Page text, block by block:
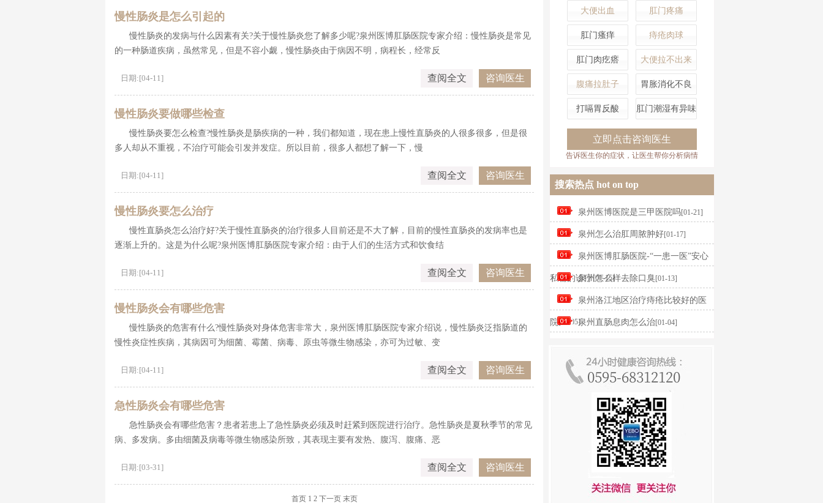
慢性肠炎是怎么引起的
慢性肠炎的发病与什么因素有关?关于慢性肠炎您了解多少呢?泉州医博肛肠医院专家介绍：慢性肠炎是常见
的一种肠道疾病，虽然常见，但是不容小觑，慢性肠炎由于病因不明，病程长，经常反
日期:[04-11] 查阅全文 咨询医生
慢性肠炎要做哪些检查
慢性肠炎要怎么检查?慢性肠炎是肠疾病的一种，我们都知道，现在患上慢性直肠炎的人很多很多，但是很
多人却从不重视，不治疗可能会引发并发症。所以目前，很多人都想了解一下，慢
日期:[04-11] 查阅全文 咨询医生
慢性肠炎要怎么治疗
慢性直肠炎怎么治疗好?关于慢性直肠炎的治疗很多人目前还是不大了解，目前的慢性直肠炎的发病率也是
逐渐上升的。这是为什么呢?泉州医博肛肠医院专家介绍：由于人们的生活方式和饮食结
日期:[04-11] 查阅全文 咨询医生
慢性肠炎会有哪些危害
慢性肠炎的危害有什么?慢性肠炎对身体危害非常大，泉州医博肛肠医院专家介绍说，慢性肠炎泛指肠道的
慢性炎症性疾病，其病因可为细菌、霉菌、病毒、原虫等微生物感染，亦可为过敏、变
日期:[04-11] 查阅全文 咨询医生
急性肠炎会有哪些危害
急性肠炎会有哪些危害？患者若患上了急性肠炎必须及时赶紧到医院进行治疗。急性肠炎是夏秋季节的常见
病、多发病。多由细菌及病毒等微生物感染所致，其表现主要有发热、腹泻、腹痛、恶
日期:[03-31] 查阅全文 咨询医生
首页 1 2 下一页 末页
大便出血 肛门疼痛
肛门瘙痒 痔疮肉球
肛门肉疙瘩 大便拉不出来
腹痛拉肚子 胃胀消化不良
打嗝胃反酸 肛门潮湿有异味
立即点击咨询医生
告诉医生你的症状，让医生帮你分析病情
搜索热点 hot on top
泉州医博医院是三甲医院吗[01-21]
泉州怎么治肛周脓肿好[01-17]
泉州医博肛肠医院-“一患一医”安心
私秘的诊疗[01-15]
泉州怎么样去除口臭 [01-13]
泉州洛江地区治疗痔疮比较好的医
院[01-05]泉州直肠息肉怎么治[01-04]